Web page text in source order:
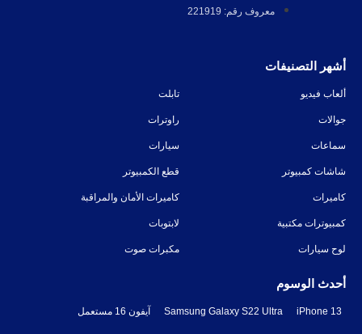
معروف رقم: 221919
أشهر التصنيفات
ألعاب فيديو تابلت
جوالات راوترات
سماعات سيارات
شاشات كمبيوتر قطع الكمبيوتر
كاميرات كاميرات الأمان والمراقبة
كمبيوترات مكتبية لابتوبات
لوح سيارات مكبرات صوت
أحدث الوسوم
iPhone 13
Samsung Galaxy S22 Ultra آيفون 16 مستعمل